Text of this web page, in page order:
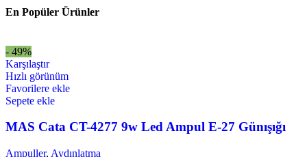
En Popüler Ürünler
- 49%
Karşılaştır
Hızlı görünüm
Favorilere ekle
Sepete ekle
MAS Cata CT-4277 9w Led Ampul E-27 Günışığı
Ampuller, Aydınlatma